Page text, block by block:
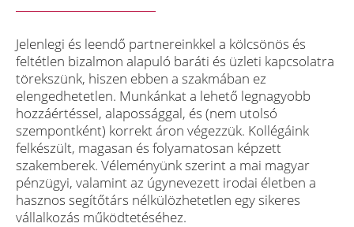
Jelenlegi és leendő partnereinkkel a kölcsönös és
feltétlen bizalmon alapuló baráti és üzleti kapcsolatra
törekszünk, hiszen ebben a szakmában ez
elengedhetetlen. Munkánkat a lehető legnagyobb
hozzáértéssel, alapossággal, és (nem utolsó
szempontként) korrekt áron végezzük. Kollégáink
felkészült, magasan és folyamatosan képzett
szakemberek. Véleményünk szerint a mai magyar
pénzügyi, valamint az úgynevezett irodai életben a
hasznos segítőtárs nélkülözhetetlen egy sikeres
vállalkozás működtetéséhez.